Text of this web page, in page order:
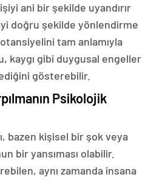
ani bir şekilde uyandırır
doğru şekilde yönlendirme
tam anlamıyla
kaygı gibi duygusal engeller
gösterebilir.
Psikolojik
bazen kişisel bir şok veya
bir yansıması olabilir.
aynı zamanda insana